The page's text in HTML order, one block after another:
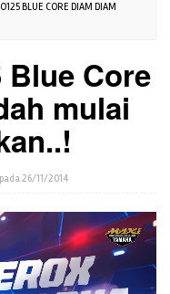
BLUE CORE DIAM DIAM
Blue Core
mulai
26/11/2014